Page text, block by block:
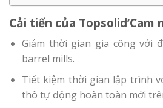
Cải tiến của Topsolid’Cam
Giảm thời gian gia công với
barrel mills.
Tiết kiệm thời gian lập trình
thô tự động hoàn toàn mới